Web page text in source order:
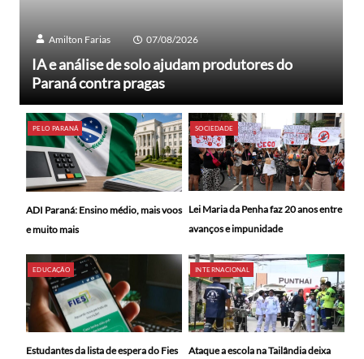
Amilton Farias 07/08/2026
IA e análise de solo ajudam produtores do
Paraná contra pragas
PELO PARANÁ
ADI Paraná: Ensino médio, mais voos
e muito mais
SOCIEDADE
Lei Maria da Penha faz 20 anos entre
avanços e impunidade
EDUCAÇÃO
Estudantes da lista de espera do Fies
INTERNACIONAL
Ataque a escola na Tailândia deixa